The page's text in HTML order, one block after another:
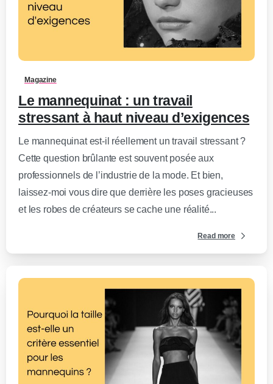
-
Magazine
Le mannequinat : un travail
stressant à haut niveau d’exigences
Le mannequinat est-il réellement un travail stressant ?
Cette question brûlante est souvent posée aux
professionnels de l’industrie de la mode. Et bien,
laissez-moi vous dire que derrière les poses gracieuses
et les robes de créateurs se cache une réalité...
Read more